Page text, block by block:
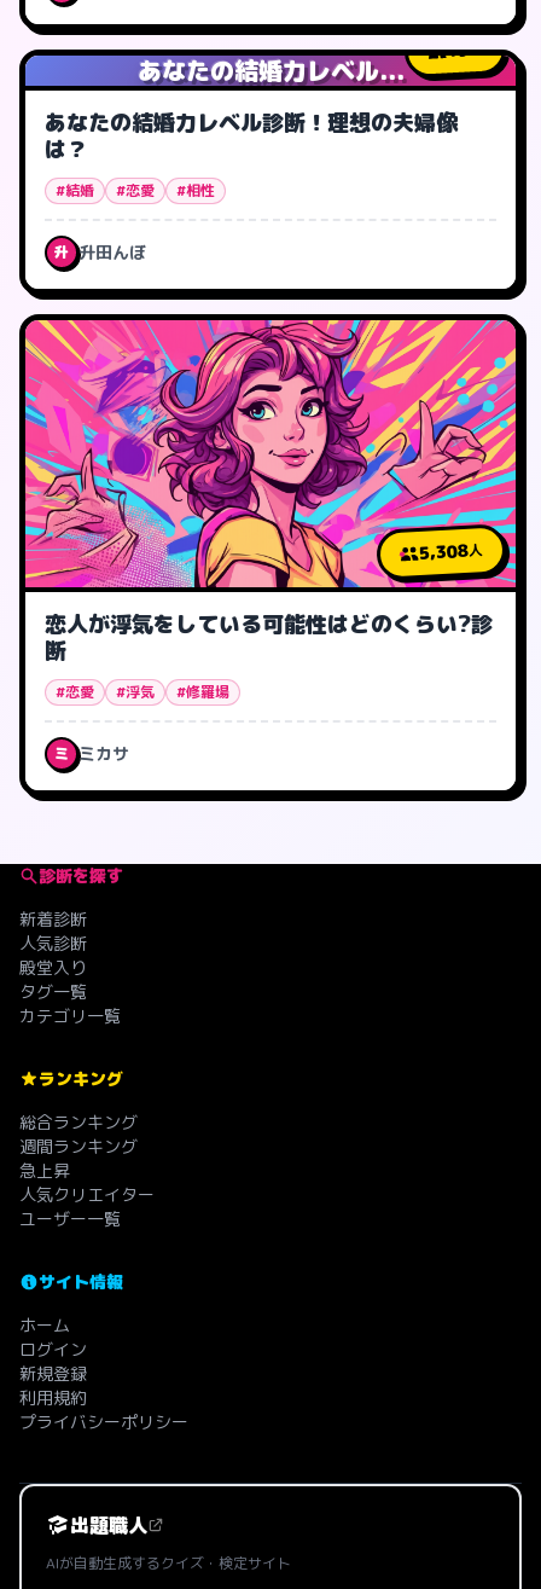
あなたの結婚力レベル...
19人
あなたの結婚力レベル診断！理想の夫婦像
は？
#結婚 #恋愛 #相性
升 升田んぼ
5,308人
恋人が浮気をしている可能性はどのくらい?診
断
#恋愛 #浮気 #修羅場
ミ ミカサ
診断を探す
新着診断
人気診断
殿堂入り
タグ一覧
カテゴリ一覧
ランキング
総合ランキング
週間ランキング
急上昇
人気クリエイター
ユーザー一覧
サイト情報
ホーム
ログイン
新規登録
利用規約
プライバシーポリシー
出題職人
AIが自動生成するクイズ・検定サイト